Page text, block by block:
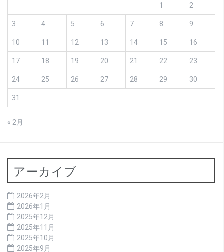
1 2
3 4 5 6 7 8 9
10 11 12 13 14 15 16
17 18 19 20 21 22 23
24 25 26 27 28 29 30
31
« 2月
アーカイブ
2026年2月
2026年1月
2025年12月
2025年11月
2025年10月
2025年9月